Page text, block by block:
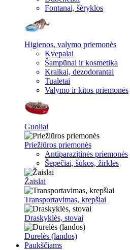
Fontanai, šėryklos
Higienos, valymo priemonės
Kvepalai
Šampūnai ir kosmetika
Kraikai, dezodorantai
Tualetai
Valymo ir kitos priemonės
Guoliai
Priežiūros priemonės
Antiparazitinės priemonės
Šepečiai, šukos, žirklės
Žaislai
Transportavimas, krepšiai
Draskyklės, stovai
Durelės (landos)
Paukščiams